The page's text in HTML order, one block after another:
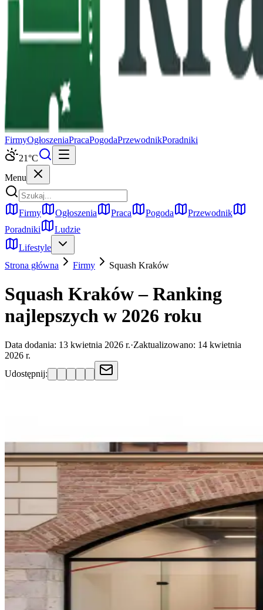
FirmyOgłoszeniaPracaPogodaPrzewodnikPoradniki
21°C
Menu
Firmy Ogłoszenia Praca Pogoda
Przewodnik
Poradniki
Ludzie
Lifestyle
Strona główna
Firmy Squash Kraków
Squash Kraków – Ranking
najlepszych w 2026 roku
Data dodania: 13 kwietnia 2026 r.·Zaktualizowano: 14 kwietnia
2026 r.
Udostępnij: